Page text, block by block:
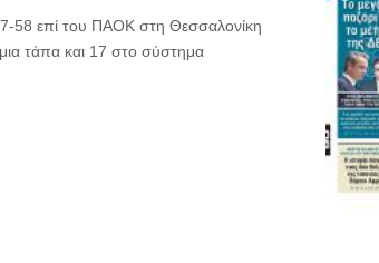
58 επί του ΠΑΟΚ στη Θεσσαλονίκη
τάπα και 17 στο σύστημα